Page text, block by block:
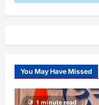
You May Have Missed
1 minute read